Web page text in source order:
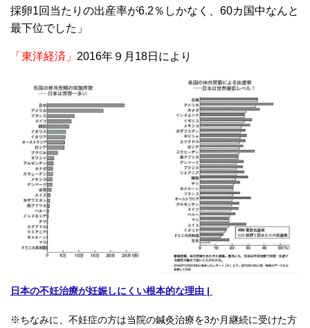
採卵1回当たりの出産率が6.2％しかなく、60カ国中なんと
最下位でした」
「東洋経済」 2016年９月18日により
日本の不妊治療が妊娠しにくい根本的な理由 |
※ちなみに、不妊症の方は当院の鍼灸治療を3か月継続に受けた方